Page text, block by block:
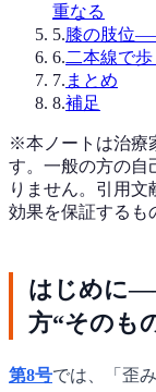
重なる
5.膝の肢位
6.二本線で歩
7. まとめ
8.補足
※本ノートは治療
す。一般の方の自
りません。引用
効果を保証するも
はじめに
方“そのも
第8号では、「歪